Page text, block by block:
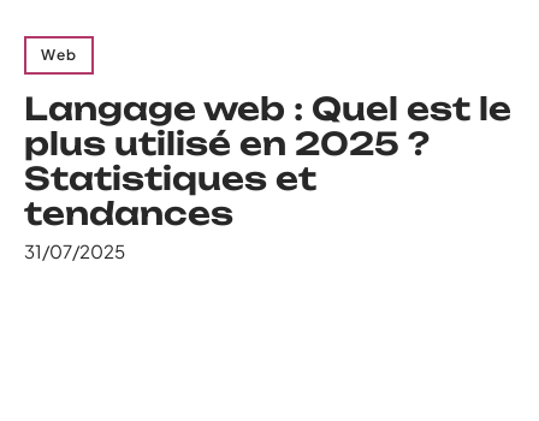
Web
Langage web : Quel est le
plus utilisé en 2025 ?
Statistiques et
tendances
31/07/2025